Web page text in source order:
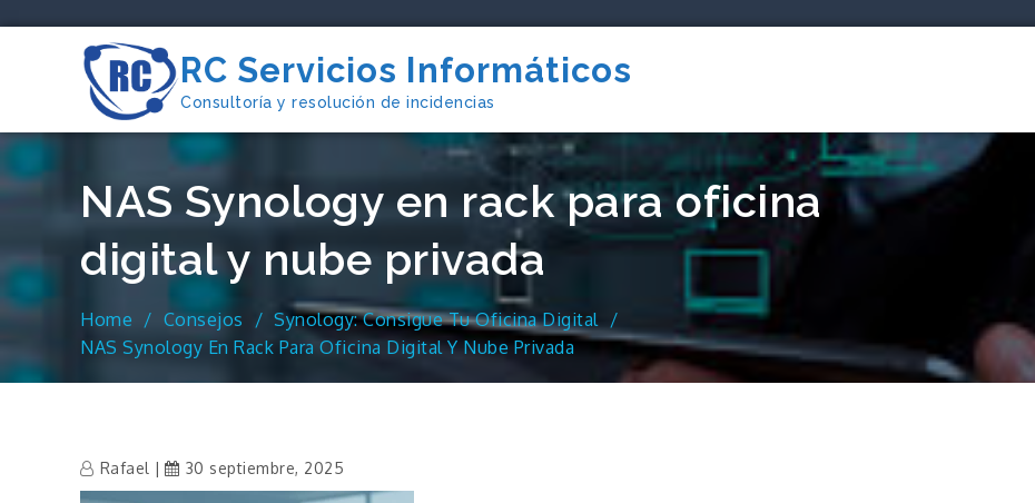
RC Servicios Informáticos
Consultoría y resolución de incidencias
NAS Synology en rack para oficina
digital y nube privada
Home Consejos
Synology: Consigue Tu Oficina Digital
NAS Synology En Rack Para Oficina Digital Y Nube Privada
Rafael 30 septiembre, 2025